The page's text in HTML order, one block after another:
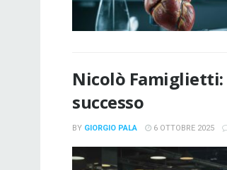
Nicolò
successo
BY GIORGIO PALA 6 OTTOBRE 2025